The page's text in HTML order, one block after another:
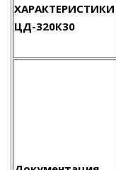
ХАРАКТЕРИСТИКИ
ЦД-320К30